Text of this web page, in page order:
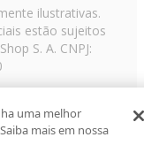
ilustrativas.
estão sujeitos
S. A. CNPJ:
3003-3728 ©
reservadosRF
uma melhor
mais em nossa